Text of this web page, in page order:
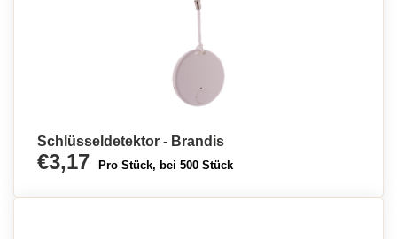
Schlüsseldetektor - Brandis
€3,17 Pro Stück, bei 500 Stück